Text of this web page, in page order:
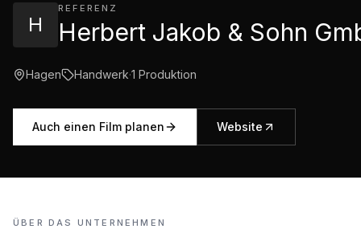
H
REFERENZ
Herbert Jakob & Sohn
Hagen Handwerk·1 Produktion
Auch einen Film planen Website
ÜBER DAS UNTERNEHMEN